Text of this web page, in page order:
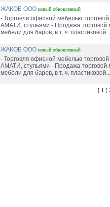
ЖАКОБ ООО новый обновленный
- Торговля офисной мебелью
АМАТИ, стульями - Продажа торговой
мебели для баров, в т. ч. пластиковой...
ЖАКОБ ООО новый обновленный
- Торговля офисной мебелью
АМАТИ, стульями - Продажа торговой
мебели для баров, в т. ч. пластиковой...
[ 1 ]